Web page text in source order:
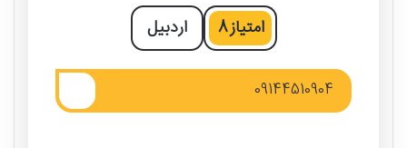
امتیاز8 اردبیل
09144510904